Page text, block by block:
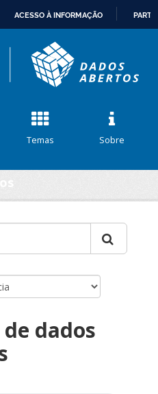
CONTEÚDO
ACESSO À INFORMAÇÃO
Temas Sobre
dados